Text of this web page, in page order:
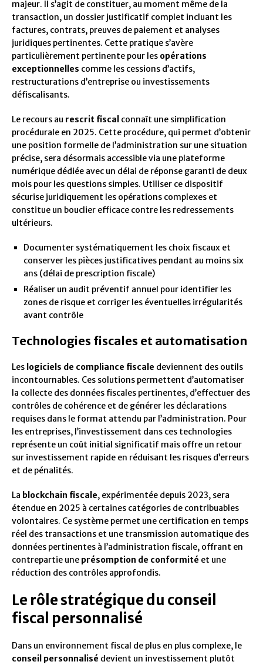
majeur. Il s’agit de constituer, au moment même de la
transaction, un dossier justificatif complet incluant les
factures, contrats, preuves de paiement et analyses
juridiques pertinentes. Cette pratique s’avère
particulièrement pertinente pour les opérations
exceptionnelles comme les cessions d’actifs,
restructurations d’entreprise ou investissements
défiscalisants.
Le recours au rescrit fiscal connaît une simplification
procédurale en 2025. Cette procédure, qui permet d’obtenir
une position formelle de l’administration sur une situation
précise, sera désormais accessible via une plateforme
numérique dédiée avec un délai de réponse garanti de deux
mois pour les questions simples. Utiliser ce dispositif
sécurise juridiquement les opérations complexes et
constitue un bouclier efficace contre les redressements
ultérieurs.
Documenter systématiquement les choix fiscaux et
conserver les pièces justificatives pendant au moins six
ans (délai de prescription fiscale)
Réaliser un audit préventif annuel pour identifier les
zones de risque et corriger les éventuelles irrégularités
avant contrôle
Technologies fiscales et automatisation
Les logiciels de compliance fiscale deviennent des outils
incontournables. Ces solutions permettent d’automatiser
la collecte des données fiscales pertinentes, d’effectuer des
contrôles de cohérence et de générer les déclarations
requises dans le format attendu par l’administration. Pour
les entreprises, l’investissement dans ces technologies
représente un coût initial significatif mais offre un retour
sur investissement rapide en réduisant les risques d’erreurs
et de pénalités.
La blockchain fiscale, expérimentée depuis 2023, sera
étendue en 2025 à certaines catégories de contribuables
volontaires. Ce système permet une certification en temps
réel des transactions et une transmission automatique des
données pertinentes à l’administration fiscale, offrant en
contrepartie une présomption de conformité et une
réduction des contrôles approfondis.
Le rôle stratégique du conseil
fiscal personnalisé
Dans un environnement fiscal de plus en plus complexe, le
conseil personnalisé devient un investissement plutôt